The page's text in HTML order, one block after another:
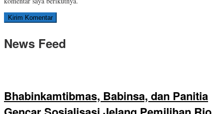
News Feed
Bhabinkamtibmas, Babinsa, dan Panitia